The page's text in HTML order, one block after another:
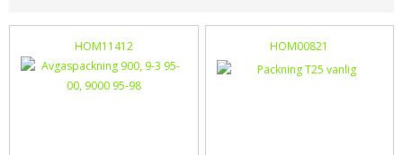
HOM11412 HOM00821